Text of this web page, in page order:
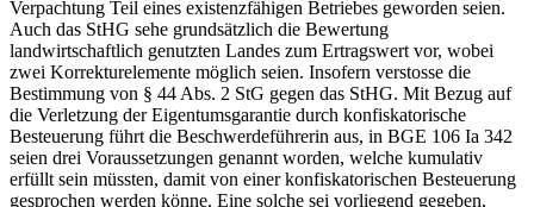
Verpachtung Teil eines existenzfähigen Betriebes geworden seien.
Auch das StHG sehe grundsätzlich die Bewertung
landwirtschaftlich genutzten Landes zum Ertragswert vor, wobei
zwei Korrekturelemente möglich seien. Insofern verstosse die
Bestimmung von § 44 Abs. 2 StG gegen das StHG. Mit Bezug auf
die Verletzung der Eigentumsgarantie durch konfiskatorische
Besteuerung führt die Beschwerdeführerin aus, in BGE 106 Ia 342
seien drei Voraussetzungen genannt worden, welche kumulativ
erfüllt sein müssten, damit von einer konfiskatorischen Besteuerung
gesprochen werden könne. Eine solche sei vorliegend gegeben,